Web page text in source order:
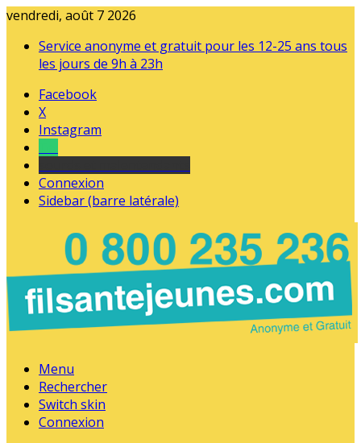
vendredi, août 7 2026
Service anonyme et gratuit pour les 12-25 ans tous
les jours de 9h à 23h
Facebook
X
Instagram
Connexion
Sidebar (barre latérale)
Menu
Rechercher
Switch skin
Connexion